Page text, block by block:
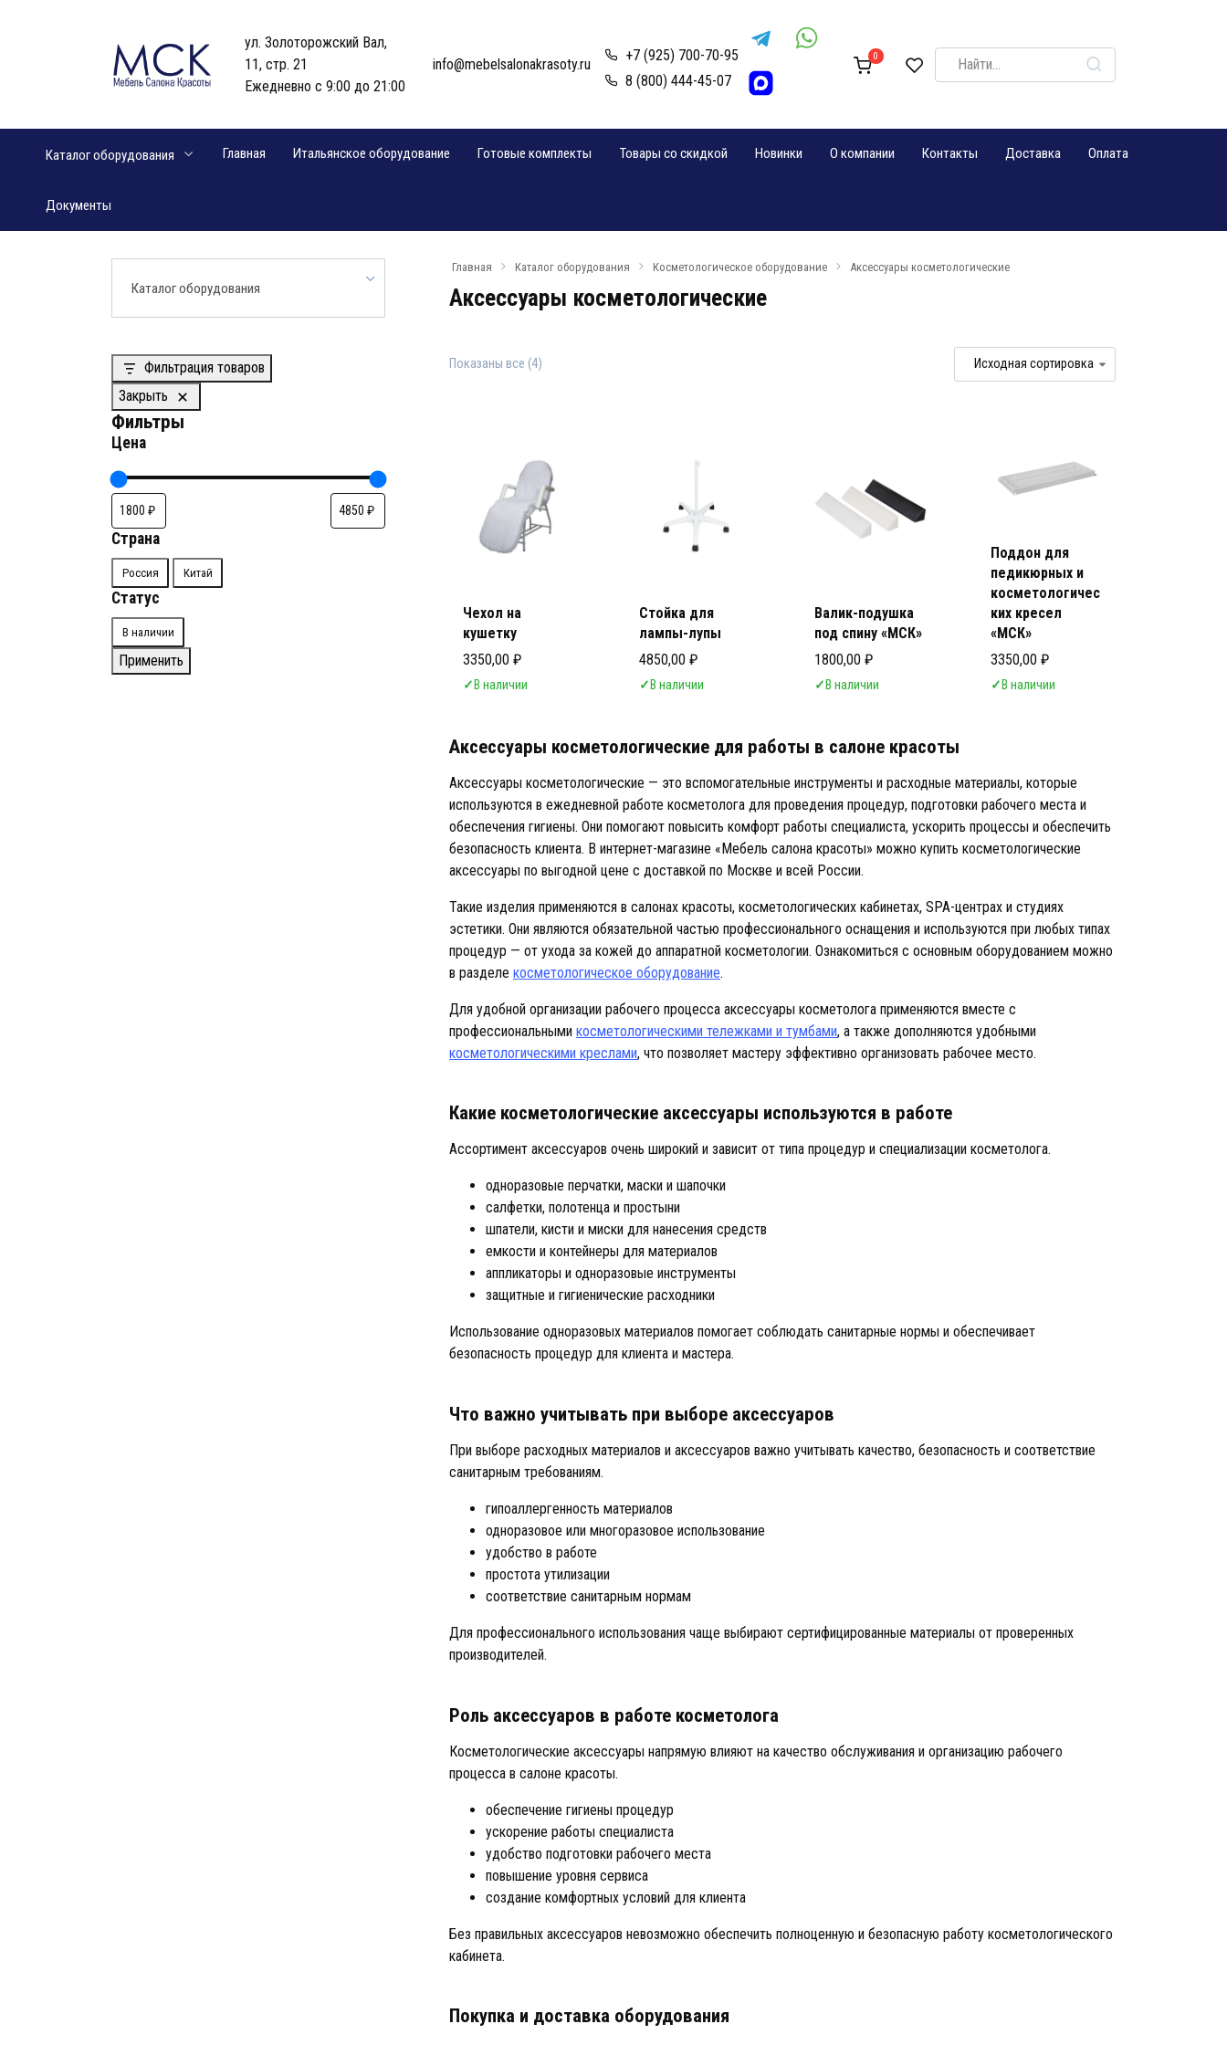
ул. Золоторожский Вал,
11, стр. 21
Ежедневно с 9:00 до 21:00
info@mebelsalonakrasoty.ru
+7 (925) 700-70-95
8 (800) 444-45-07
0
Search
for:
Каталог оборудования Главная Итальянское оборудование Готовые комплекты Товары со скидкой Новинки О компании Контакты Доставка Оплата
Документы
Главная Каталог оборудования Косметологическое оборудование Аксессуары косметологические
Аксессуары косметологические
Показаны все (4)
Чехол на
кушетку
3350,00 ₽
✓ В наличии
Стойка для
лампы-лупы
4850,00 ₽
✓ В наличии
Валик-подушка
под спину «МСК»
1800,00 ₽
✓ В наличии
Поддон для
педикюрных и
косметологичес
ких кресел
«МСК»
3350,00 ₽
✓ В наличии
Аксессуары косметологические для работы в салоне красоты
Аксессуары косметологические — это вспомогательные инструменты и расходные материалы, которые
используются в ежедневной работе косметолога для проведения процедур, подготовки рабочего места и
обеспечения гигиены. Они помогают повысить комфорт работы специалиста, ускорить процессы и обеспечить
безопасность клиента. В интернет-магазине «Мебель салона красоты» можно купить косметологические
аксессуары по выгодной цене с доставкой по Москве и всей России.
Такие изделия применяются в салонах красоты, косметологических кабинетах, SPA-центрах и студиях
эстетики. Они являются обязательной частью профессионального оснащения и используются при любых типах
процедур — от ухода за кожей до аппаратной косметологии. Ознакомиться с основным оборудованием можно
в разделе косметологическое оборудование.
Для удобной организации рабочего процесса аксессуары косметолога применяются вместе с
профессиональными косметологическими тележками и тумбами, а также дополняются удобными
косметологическими креслами, что позволяет мастеру эффективно организовать рабочее место.
Какие косметологические аксессуары используются в работе
Ассортимент аксессуаров очень широкий и зависит от типа процедур и специализации косметолога.
одноразовые перчатки, маски и шапочки
салфетки, полотенца и простыни
шпатели, кисти и миски для нанесения средств
емкости и контейнеры для материалов
аппликаторы и одноразовые инструменты
защитные и гигиенические расходники
Использование одноразовых материалов помогает соблюдать санитарные нормы и обеспечивает
безопасность процедур для клиента и мастера.
Что важно учитывать при выборе аксессуаров
При выборе расходных материалов и аксессуаров важно учитывать качество, безопасность и соответствие
санитарным требованиям.
гипоаллергенность материалов
одноразовое или многоразовое использование
удобство в работе
простота утилизации
соответствие санитарным нормам
Для профессионального использования чаще выбирают сертифицированные материалы от проверенных
производителей.
Роль аксессуаров в работе косметолога
Косметологические аксессуары напрямую влияют на качество обслуживания и организацию рабочего
процесса в салоне красоты.
обеспечение гигиены процедур
ускорение работы специалиста
удобство подготовки рабочего места
повышение уровня сервиса
создание комфортных условий для клиента
Без правильных аксессуаров невозможно обеспечить полноценную и безопасную работу косметологического
кабинета.
Покупка и доставка оборудования
Каталог оборудования
Фильтрация товаров
Закрыть
Фильтры
Цена
Страна
Страна
Россия Китай
Статус
Доступность
В наличии
Применить